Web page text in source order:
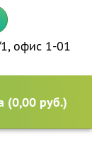
офис 1-01
(0,00 руб.)